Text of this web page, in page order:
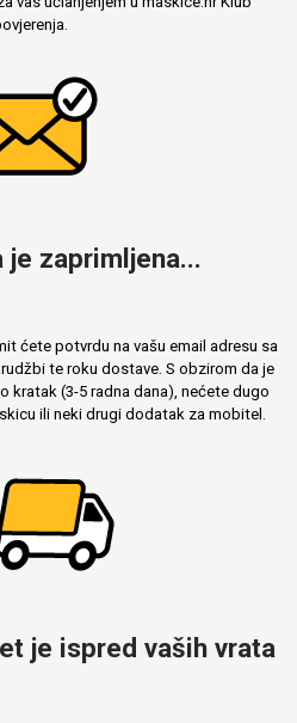
je zaprimljena...
ćete potvrdu na vašu email adresu sa
te roku dostave. S obzirom da je
kratak (3-5 radna dana), nećete dugo
ili neki drugi dodatak za mobitel.
je ispred vaših vrata